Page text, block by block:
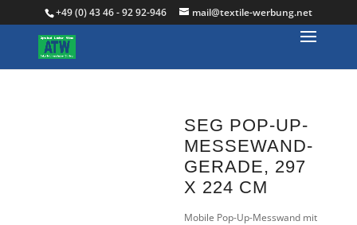
+49 (0) 43 46 - 92 92-946 mail@textile-werbung.net
SEG POP-UP-
MESSEWAND-
GERADE, 297
X 224 CM
Mobile Pop-Up-Messwand mit